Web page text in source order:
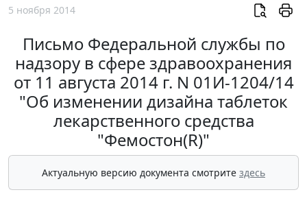
5 ноября 2014
Письмо Федеральной службы по
надзору в сфере здравоохранения
от 11 августа 2014 г. N 01И-1204/14
"Об изменении дизайна таблеток
лекарственного средства
"Фемостон(R)"
Актуальную версию документа смотрите здесь